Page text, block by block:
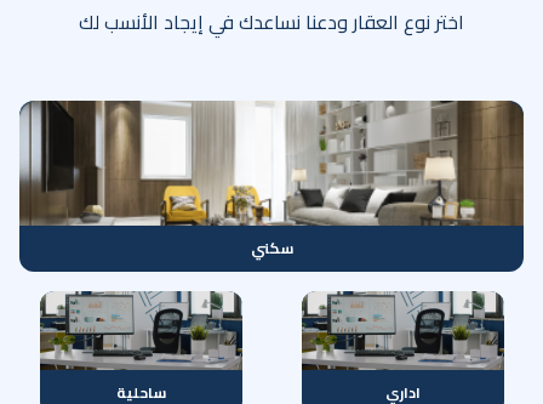
اختر نوع العقار ودعنا نساعدك في إيجاد الأنسب لك
سكني
اداري ساحلية